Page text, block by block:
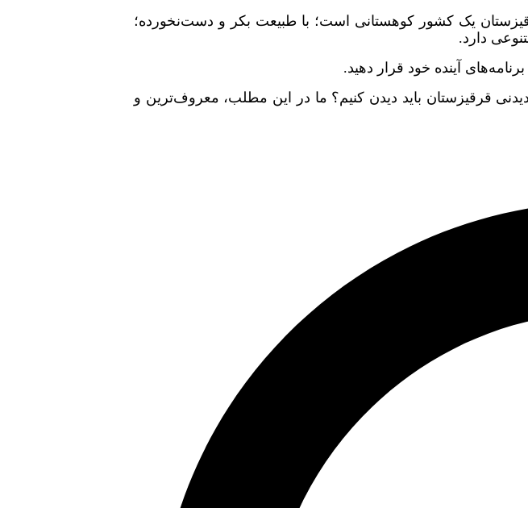
قرقیزستان یک کشور کوهستانی است؛ با طبیعت بکر و دست‌نخورده؛
دارد.
آینده خود قرار دهید.
قرقیزستان باید دیدن کنیم؟ ما در این مطلب، معروف‌ترین و